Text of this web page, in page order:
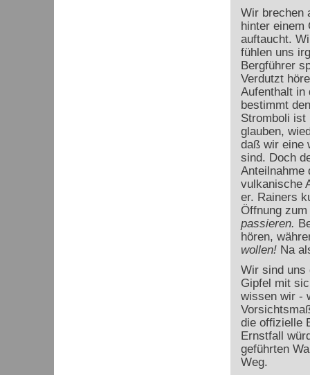
Wir brechen
hinter einem
auftaucht.
fühlen uns
Bergführer
Verdutzt
Aufenthalt in
bestimmt
Stromboli ist
glauben,
daß wir eine
sind. Doch
Anteilnahme
vulkanische
er. Rainers
Öffnung
passieren.
hören,
wollen! Na
Wir sind uns
Gipfel mit
wissen wir -
die offizielle
Ernstfall
geführten
Weg.